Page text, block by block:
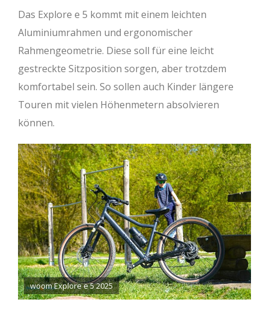
Das Explore e 5 kommt mit einem leichten
Aluminiumrahmen und ergonomischer
Rahmengeometrie. Diese soll für eine leicht
gestreckte Sitzposition sorgen, aber trotzdem
komfortabel sein. So sollen auch Kinder längere
Touren mit vielen Höhenmetern absolvieren
können.
woom Explore e 5 2025